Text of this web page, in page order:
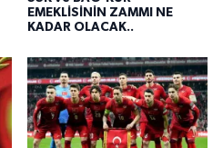
EMEKLİSİNİN ZAMMI NE
KADAR OLACAK..